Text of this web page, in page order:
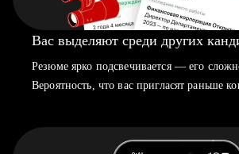
Вас выделяют среди других
Резюме ярко подсвечивается — его
Вероятность, что вас пригласят раньше